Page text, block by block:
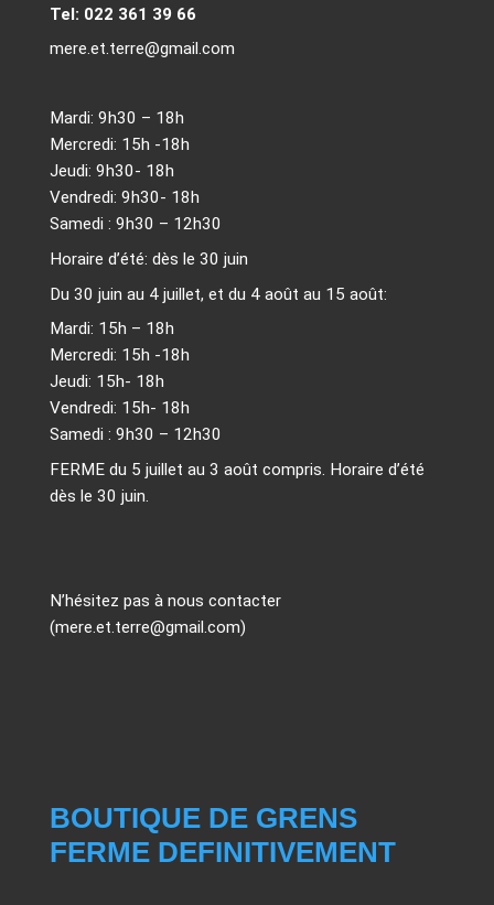
Tel: 022 361 39 66
mere.et.terre@gmail.com
Mardi: 9h30 – 18h
Mercredi: 15h -18h
Jeudi: 9h30- 18h
Vendredi: 9h30- 18h
Samedi : 9h30 – 12h30
Horaire d’été: dès le 30 juin
Du 30 juin au 4 juillet, et du 4 août au 15 août:
Mardi: 15h – 18h
Mercredi: 15h -18h
Jeudi: 15h- 18h
Vendredi: 15h- 18h
Samedi : 9h30 – 12h30
FERME du 5 juillet au 3 août compris. Horaire d’été
dès le 30 juin.
N’hésitez pas à nous contacter
(mere.et.terre@gmail.com)
BOUTIQUE DE GRENS
FERME DEFINITIVEMENT